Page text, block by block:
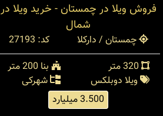
فروش ویلا در چمستان - خرید ویلا در
شمال
چمستان / دارکلا
کد: 27193
بنا 200 متر
ویلا دوبلکس
شهرکی
3.500 میلیارد